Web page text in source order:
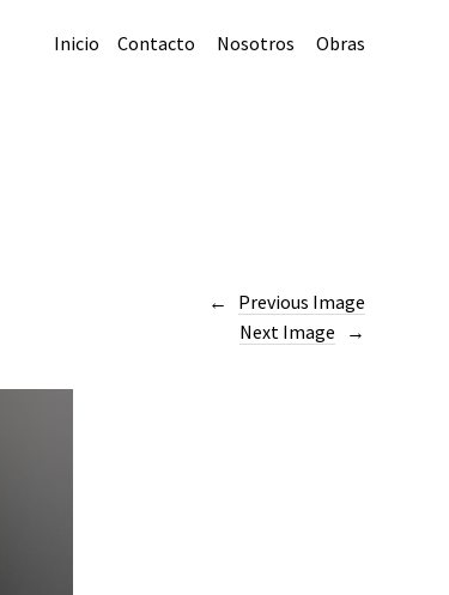
Inicio Contacto Nosotros Obras
Next Image
Previous Image